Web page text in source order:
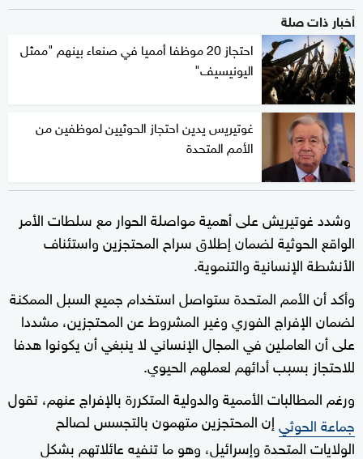
أخبار ذات صلة
احتجاز 20 موظفا أمميا في صنعاء بينهم "ممثل
اليونيسيف"
غوتيريس يدين احتجاز الحوثيين لموظفين من
الأمم المتحدة
وشدد غوتيريش على أهمية مواصلة الحوار مع سلطات الأمر
الواقع الحوثية لضمان إطلاق سراح المحتجزين واستئناف
الأنشطة الإنسانية والتنموية.
وأكد أن الأمم المتحدة ستواصل استخدام جميع السبل الممكنة
لضمان الإفراج الفوري وغير المشروط عن المحتجزين، مشددا
على أن العاملين في المجال الإنساني لا ينبغي أن يكونوا هدفا
للاحتجاز بسبب أدائهم لعملهم الحيوي.
ورغم المطالبات الأممية والدولية المتكررة بالإفراج عنهم، تقول
جماعة الحوثيإن المحتجزين متهمون بالتجسس لصالح
الولايات المتحدة وإسرائيل، وهو ما تنفيه عائلاتهم بشكل